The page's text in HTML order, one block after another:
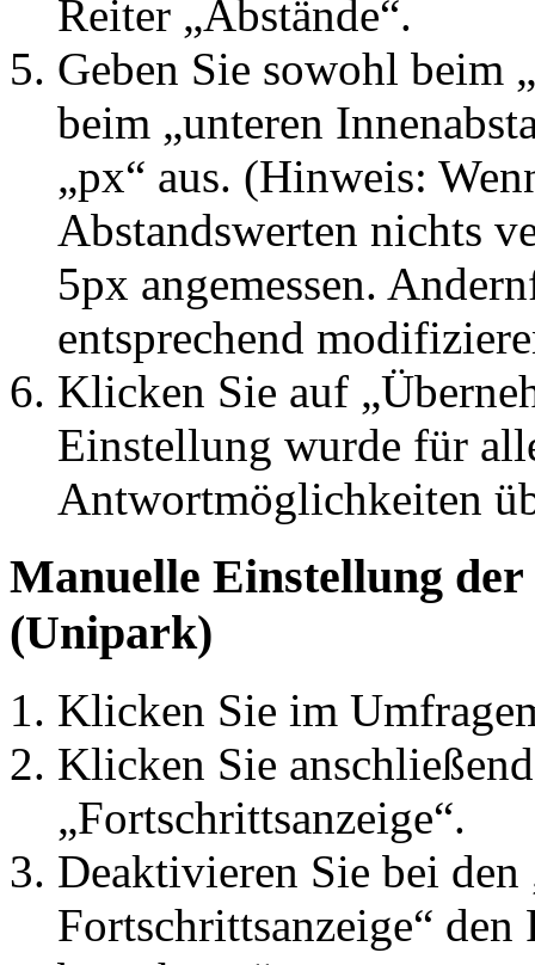
Reiter „Abstände“.
Geben Sie sowohl beim
beim „unteren
„px“ aus. (Hinweis:
Abstandswerten nichts
5px angemessen.
entsprechend
Klicken Sie auf
Einstellung wurde für
Antwortmöglichkeiten
Manuelle Einstellung
(Unipark)
Klicken Sie im
Klicken Sie
„Fortschrittsanzeige“.
Deaktivieren Sie bei den
Fortschrittsanzeige“